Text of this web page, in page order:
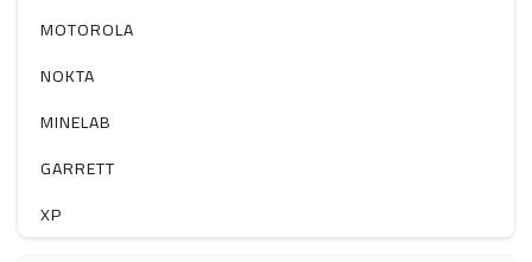
MOTOROLA
NOKTA
MINELAB
GARRETT
XP